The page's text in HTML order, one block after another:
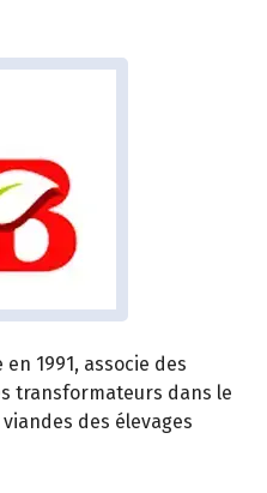
en 1991, associe des
transformateurs dans le
des élevages